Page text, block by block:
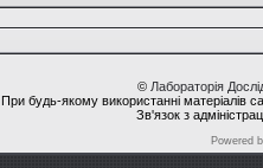
© Лабораторія
При будь-якому використанні матеріалів
Зв'язок з
Powered